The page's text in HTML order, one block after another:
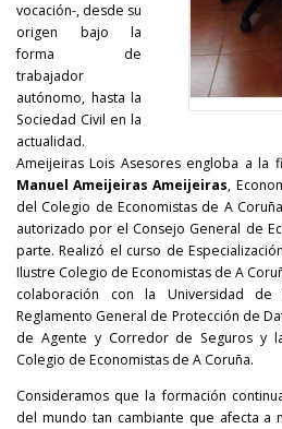
vocación-, desde su
origen bajo la
forma de
trabajador
autónomo, hasta la
Sociedad Civil en la
actualidad.
Ameijeiras Lois Asesores engloba a la
Manuel Ameijeiras Ameijeiras,
del Colegio de Economistas de A
autorizado por el Consejo General de
parte. Realizó el curso de
Ilustre Colegio de Economistas de A
colaboración con la Universidad
Reglamento General de Protección de
de Agente y Corredor de Seguros y
Colegio de Economistas de A Coruña.
Consideramos que la formación
del mundo tan cambiante que afecta a